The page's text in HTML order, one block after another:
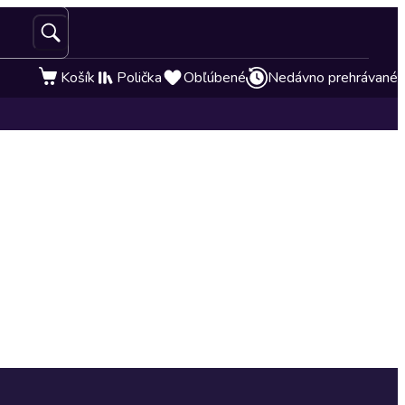
Košík Polička Obľúbené Nedávno prehrávané